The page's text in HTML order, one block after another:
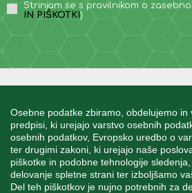
Osebne podatke zbiramo, obdelujemo in
predpisi, ki urejajo varstvo osebnih
osebnih podatkov, Evropsko uredbo o
ter drugimi zakoni, ki urejajo naše
piškotke in podobne tehnologije
delovanje spletne strani ter izboljšamo
Del teh piškotkov je nujno potrebnih za
Strinjam se s pravilnikom o
IN PIŠKOTKI )
MOJ RAČUN
STORITEV ZA